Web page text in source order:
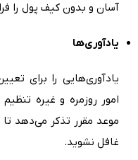
آسان و بدون کیف پول را
یادآوری‌ها
یادآوری‌هایی را برای
امور روزمره و غیره
موعد مقرر تذکر می‌دهد
غافل نشوید.